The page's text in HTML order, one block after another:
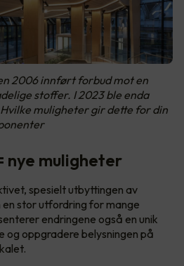
2006 innført forbud mot en
stoffer. I 2023 ble enda
muligheter gir dette for din
nye muligheter
spesielt utbyttingen av
stor utfordring for mange
endringene også en unik
og oppgradere belysningen på